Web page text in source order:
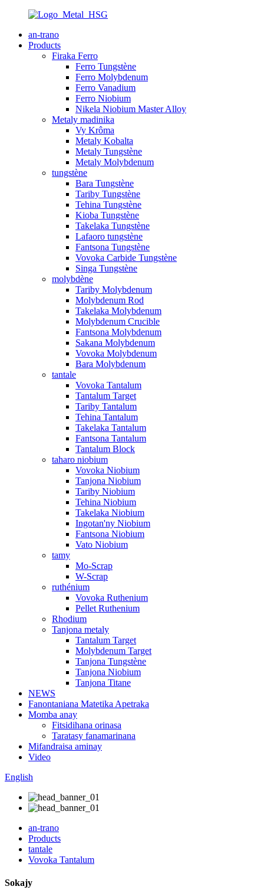
an-trano
Products
Firaka Ferro
Ferro Tungstène
Ferro Molybdenum
Ferro Vanadium
Ferro Niobium
Nikela Niobium Master Alloy
Metaly madinika
Vy Krôma
Metaly Kobalta
Metaly Tungstène
Metaly Molybdenum
tungstène
Bara Tungstène
Tariby Tungstène
Tehina Tungstène
Kioba Tungstène
Takelaka Tungstène
Lafaoro tungstène
Fantsona Tungstène
Vovoka Carbide Tungstène
Singa Tungstène
molybdène
Tariby Molybdenum
Molybdenum Rod
Takelaka Molybdenum
Molybdenum Crucible
Fantsona Molybdenum
Sakana Molybdenum
Vovoka Molybdenum
Bara Molybdenum
tantale
Vovoka Tantalum
Tantalum Target
Tariby Tantalum
Tehina Tantalum
Takelaka Tantalum
Fantsona Tantalum
Tantalum Block
taharo niobium
Vovoka Niobium
Tanjona Niobium
Tariby Niobium
Tehina Niobium
Takelaka Niobium
Ingotan'ny Niobium
Fantsona Niobium
Vato Niobium
tamy
Mo-Scrap
W-Scrap
ruthénium
Vovoka Ruthenium
Pellet Ruthenium
Rhodium
Tanjona metaly
Tantalum Target
Molybdenum Target
Tanjona Tungstène
Tanjona Niobium
Tanjona Titane
NEWS
Fanontaniana Matetika Apetraka
Momba anay
Fitsidihana orinasa
Taratasy fanamarinana
Mifandraisa aminay
Video
English
an-trano
Products
tantale
Vovoka Tantalum
Sokajy